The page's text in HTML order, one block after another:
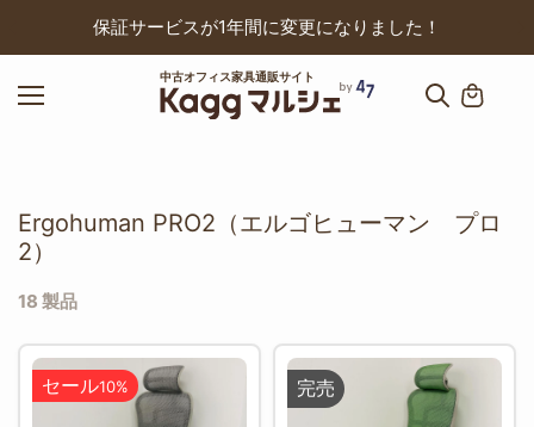
保証サービスが1年間に変更になりました！
中古オフィス家具通販サイト
Ergohuman PRO2（エルゴヒューマン プロ
2）
18 製品
セール10% 完売